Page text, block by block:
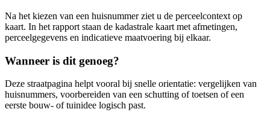
Na het kiezen van een huisnummer ziet u de perceelcontext op
kaart. In het rapport staan de kadastrale kaart met afmetingen,
perceelgegevens en indicatieve maatvoering bij elkaar.
Wanneer is dit genoeg?
Deze straatpagina helpt vooral bij snelle orientatie: vergelijken van
huisnummers, voorbereiden van een schutting of toetsen of een
eerste bouw- of tuinidee logisch past.